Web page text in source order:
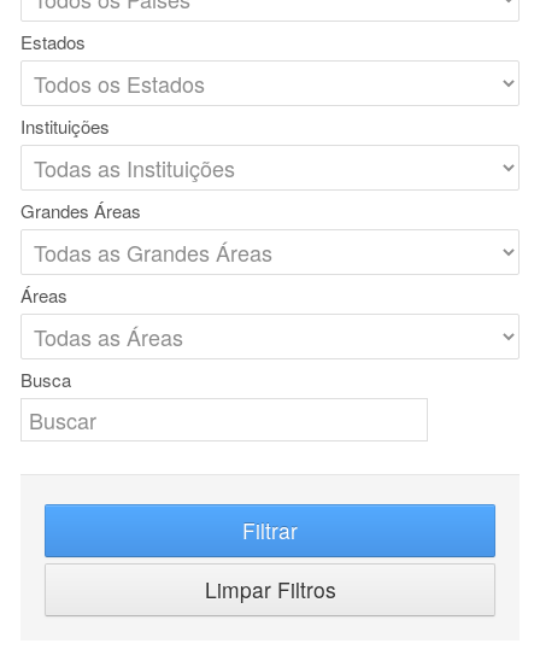
Estados
Instituições
Grandes Áreas
Áreas
Busca
Filtrar
Limpar Filtros